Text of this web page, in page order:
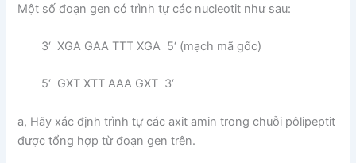
Một số đoạn gen có trình tự các nucleotit như sau:
3‘ XGA GAA TTT XGA 5‘ (mạch mã gốc)
5‘ GXT XTT AAA GXT 3‘
a, Hãy xác định trình tự các axit amin trong chuỗi pôlipeptit
được tổng hợp từ đoạn gen trên.